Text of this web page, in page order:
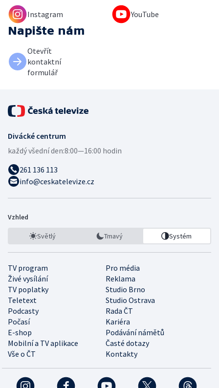
Instagram YouTube
Napište nám
Otevřít
kontaktní
formulář
Divácké centrum
každý všední den:8:00—16:00 hodin
261 136 113
info@ceskatelevize.cz
Vzhled
Světlý Tmavý Systém
TV program
Pro média
Živé vysílání
Reklama
TV poplatky
Studio Brno
Teletext
Studio Ostrava
Podcasty
Rada ČT
Počasí
Kariéra
E-shop
Podávání námětů
Mobilní a TV aplikace
Časté dotazy
Vše o ČT
Kontakty